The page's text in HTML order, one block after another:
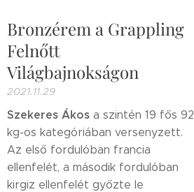
Bronzérem a Grappling
Felnőtt
Világbajnokságon
2021.11.29
Szekeres Ákos a szintén 19 fős 92
kg-os kategóriában versenyzett.
Az első fordulóban francia
ellenfelét, a második fordulóban
kirgiz ellenfelét győzte le